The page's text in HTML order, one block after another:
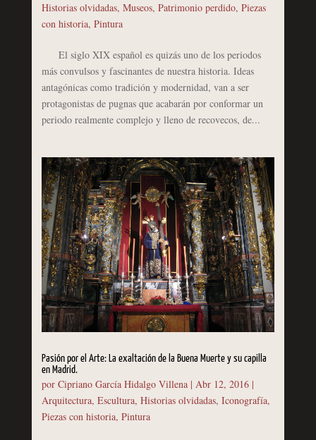
Historias olvidadas, Museos, Patrimonio perdido, Piezas
con historia, Pintura
El siglo XIX español es quizás uno de los periodos
más convulsos y fascinantes de nuestra historia. Ideas
antagónicas como tradición y modernidad, van a ser
protagonistas de pugnas que acabarán por conformar un
periodo realmente complejo y lleno de recovecos, de...
Pasión por el Arte: La exaltación de la Buena Muerte y su capilla
en Madrid.
por Cipriano García Hidalgo Villena| Abr 12, 2016|
Arquitectura, Escultura, Historias olvidadas, Iconografía,
Piezas con historia, Pintura